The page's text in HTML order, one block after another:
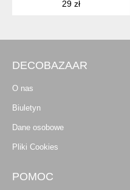
29 zł
DECOBAZAAR
O nas
Biuletyn
Dane osobowe
Pliki Cookies
POMOC